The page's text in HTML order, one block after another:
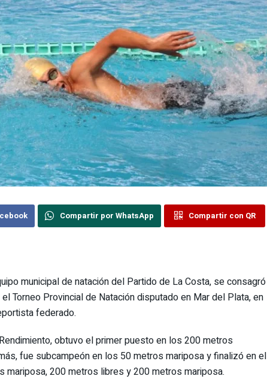
Compartir por WhatsApp Compartir con QR
municipal de natación del Partido de La Costa, se consagró
Torneo Provincial de Natación disputado en Mar del Plata, en
federado.
obtuvo el primer puesto en los 200 metros
fue subcampeón en los 50 metros mariposa y finalizó en el
200 metros libres y 200 metros mariposa.